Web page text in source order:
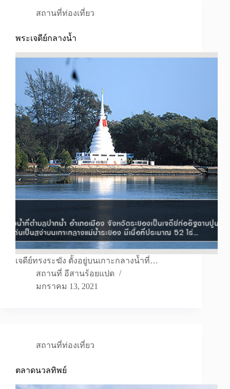
สถานที่ท่องเที่ยว
พระเจดีย์กลางน้ำ
เจดีย์ทรงระฆัง ตั้งอยู่บนเกาะกลางน้ำที่…
สถานที่ อีสานร้อยแปด
มกราคม 13, 2021
สถานที่ท่องเที่ยว
ตลาดนวลทิพย์